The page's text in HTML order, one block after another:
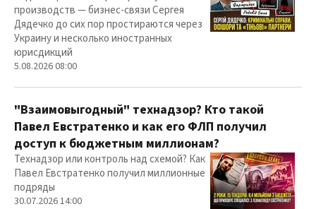
производств — бизнес-связи Сергея
Дядечко до сих пор простираются через
Украину и несколько иностранных
юрисдикций
5.08.2026 08:00
"Взаимовыгодный" технадзор? Кто такой
Павел Евстратенко и как его ФЛП получил
доступ к бюджетным миллионам?
Технадзор или контроль над схемой? Как
Павел Евстратенко получил миллионные
подряды
30.07.2026 14:00